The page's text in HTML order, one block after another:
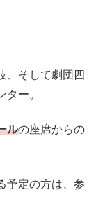
、そして劇団四
ー。
ルの座席からの
予定の方は、参